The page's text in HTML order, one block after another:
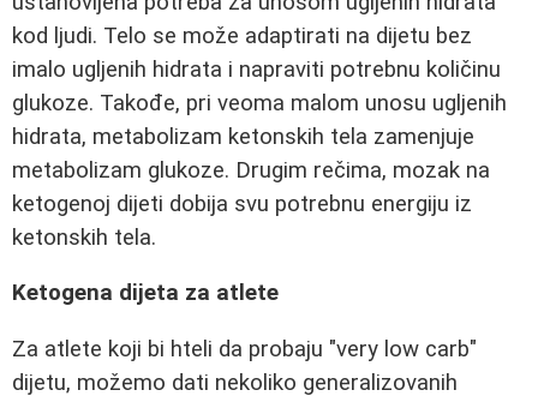
kod ljudi. Telo se može adaptirati na dijetu bez
imalo ugljenih hidrata i napraviti potrebnu količinu
glukoze. Takođe, pri veoma malom unosu ugljenih
hidrata, metabolizam ketonskih tela zamenjuje
metabolizam glukoze. Drugim rečima, mozak na
ketogenoj dijeti dobija svu potrebnu energiju iz
ketonskih tela.
Ketogena dijeta za atlete
Za atlete koji bi hteli da probaju "very low carb"
dijetu, možemo dati nekoliko generalizovanih